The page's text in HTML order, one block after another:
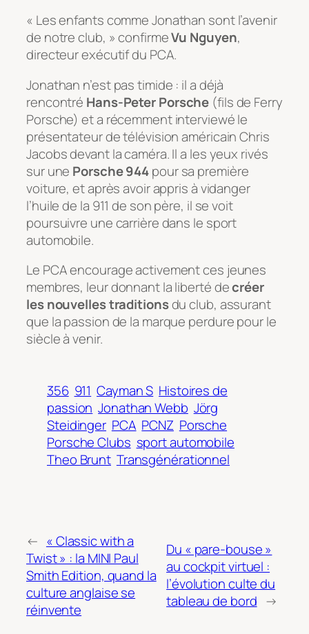
« Les enfants comme Jonathan sont l’avenir
de notre club, » confirmeVu Nguyen,
directeur exécutif du PCA.
Jonathan n’est pas timide : il a déjà
rencontré Hans-Peter Porsche (fils de Ferry
Porsche) et a récemment interviewé le
présentateur de télévision américain Chris
Jacobs devant la caméra. Il a les yeux rivés
sur une Porsche 944pour sa première
voiture, et après avoir appris à vidanger
l’huile de la 911 de son père, il se voit
poursuivre une carrière dans le sport
automobile.
Le PCA encourage activement ces jeunes
membres, leur donnant la liberté decréer
les nouvelles traditionsdu club, assurant
que la passion de la marque perdure pour le
siècle à venir.
356 911 Cayman S Histoires de
passion Jonathan Webb Jörg
Steidinger PCA PCNZ Porsche
Porsche Clubs sport automobile
Theo Brunt Transgénérationnel
← « Classic with a
Twist » : la MINI Paul
Smith Edition, quand la
culture anglaise se
réinvente
Du « pare-bouse »
au cockpit virtuel :
l’évolution culte du
tableau de bord →